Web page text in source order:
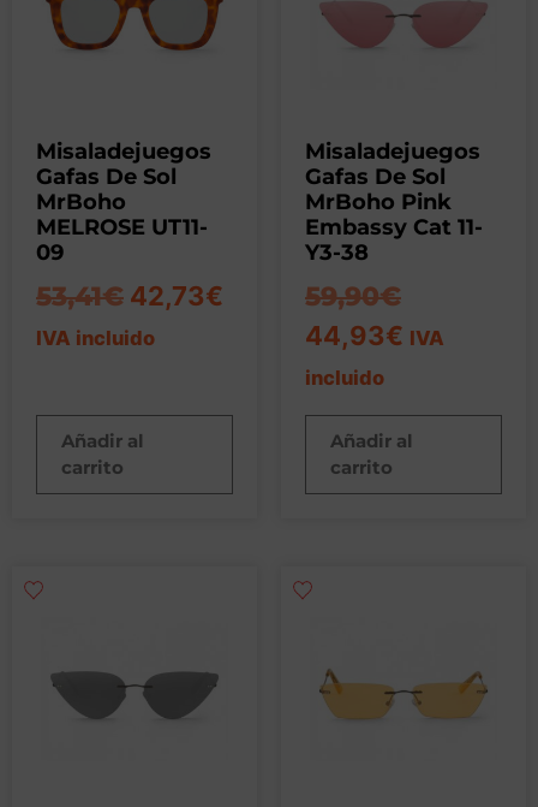
Misaladejuegos
Gafas De Sol
MrBoho
MELROSE UT11-
09
53,41€ 42,73€
IVA incluido
Añadir al
carrito
Misaladejuegos
Gafas De Sol
MrBoho Pink
Embassy Cat 11-
Y3-38
59,90€
44,93€ IVA
incluido
Añadir al
carrito